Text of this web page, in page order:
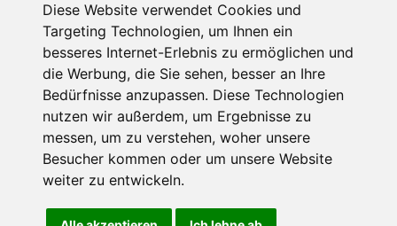
Diese Website verwendet Cookies und
Targeting Technologien, um Ihnen ein
besseres Internet-Erlebnis zu ermöglichen und
die Werbung, die Sie sehen, besser an Ihre
Bedürfnisse anzupassen. Diese Technologien
nutzen wir außerdem, um Ergebnisse zu
messen, um zu verstehen, woher unsere
Besucher kommen oder um unsere Website
weiter zu entwickeln.
Terms of Use Privacy | Cookies Policy( Einstellungen ändern
About Us
Advertising
Contact Us
YouTube